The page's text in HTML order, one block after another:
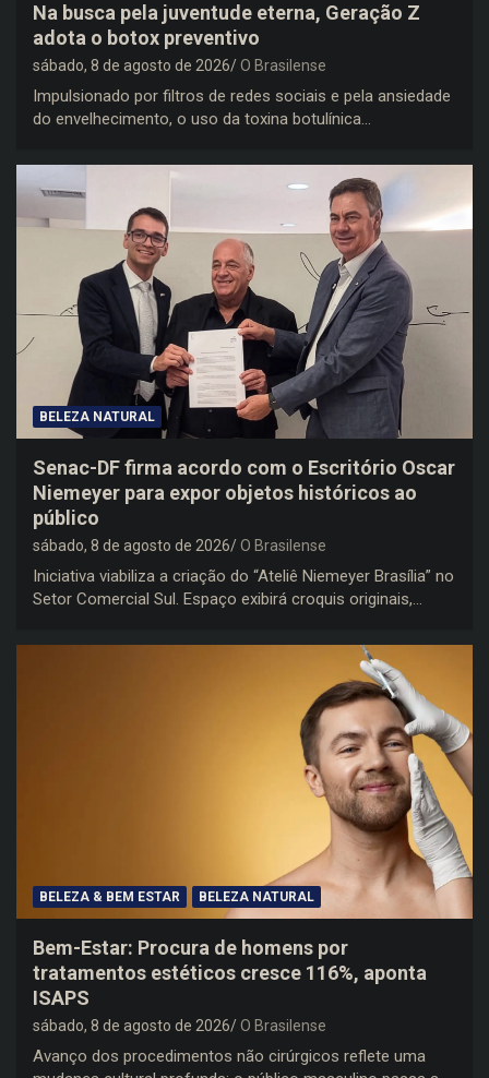
Na busca pela juventude eterna, Geração Z
adota o botox preventivo
sábado, 8 de agosto de 2026 O Brasilense
Impulsionado por filtros de redes sociais e pela ansiedade
do envelhecimento, o uso da toxina botulínica…
BELEZA NATURAL
Senac-DF firma acordo com o Escritório Oscar
Niemeyer para expor objetos históricos ao
público
sábado, 8 de agosto de 2026 O Brasilense
Iniciativa viabiliza a criação do “Ateliê Niemeyer Brasília” no
Setor Comercial Sul. Espaço exibirá croquis originais,…
BELEZA & BEM ESTAR BELEZA NATURAL
Bem-Estar: Procura de homens por
tratamentos estéticos cresce 116%, aponta
ISAPS
sábado, 8 de agosto de 2026 O Brasilense
Avanço dos procedimentos não cirúrgicos reflete uma